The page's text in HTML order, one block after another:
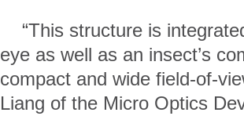
“This structure is
eye as well as an insect’s
compact and wide field-of-
Liang of the Micro Optics